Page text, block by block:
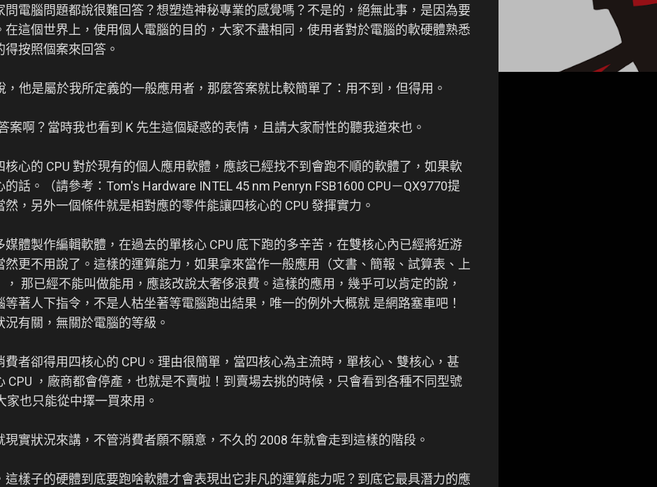
問電腦問題都說很難回答？想塑造神秘專業的感覺嗎？不是的，絕無此事，是因為要
在這個世界上，使用個人電腦的目的，大家不盡相同，使用者對於電腦的軟硬體熟悉
按照個案來回答。
，他是屬於我所定義的一般應用者，那麼答案就比較簡單了：用不到，但得用。
案啊？當時我也看到 K 先生這個疑惑的表情，且請大家耐性的聽我道來也。
核心的 CPU 對於現有的個人應用軟體，應該已經找不到會跑不順的軟體了，如果軟
話。（請參考：Tom's Hardware INTEL 45 nm Penryn FSB1600 CPU－QX9770提
，另外一個條件就是相對應的零件能讓四核心的 CPU 發揮實力。
媒體製作編輯軟體，在過去的單核心 CPU 底下跑的多辛苦，在雙核心內已經將近游
然更不用說了。這樣的運算能力，如果拿來當作一般應用（文書、簡報、試算表、上
， 那已經不能叫做能用，應該改說太奢侈浪費。這樣的應用，幾乎可以肯定的說，
等著人下指令，不是人枯坐著等電腦跑出結果，唯一的例外大概就 是網路塞車吧！
況有關，無關於電腦的等級。
費者卻得用四核心的 CPU。理由很簡單，當四核心為主流時，單核心、雙核心，甚
CPU ，廠商都會停產，也就是不賣啦！到賣場去挑的時候，只會看到各種不同型號
家也只能從中擇一買來用。
實狀況來講，不管消費者願不願意，不久的 2008 年就會走到這樣的階段。
這樣子的硬體到底要跑啥軟體才會表現出它非凡的運算能力呢？到底它最具潛力的應